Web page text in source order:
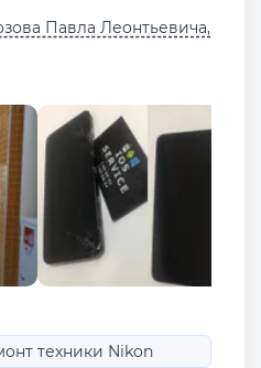
Павла Леонтьевича,
техники Nikon